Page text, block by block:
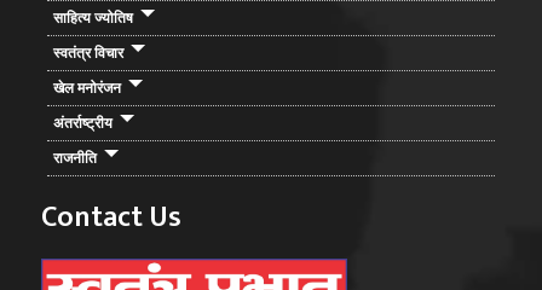
साहित्य ज्योतिष
स्वतंत्र विचार
खेल मनोरंजन
अंतर्राष्ट्रीय
राजनीति
Contact Us